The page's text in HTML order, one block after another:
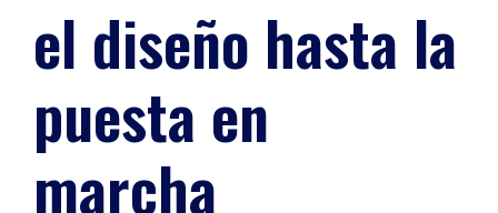
el diseño hasta la
puesta en
marcha